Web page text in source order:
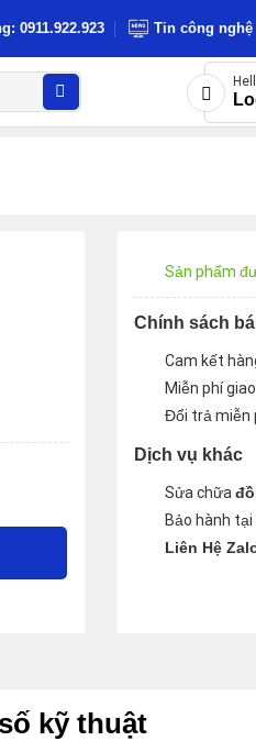
0911.922.923 Tin công nghệ
4 khe HDD số lượng
Sản phẩm
Chính sách
Cam kết
Miễn phí
Đổi trả miễn
Dịch vụ khác
Sửa chữa
Bảo hành tại
Liên Hệ
kỹ thuật